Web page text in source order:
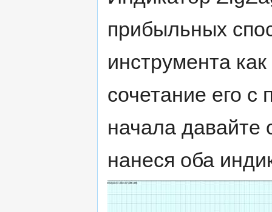
прибыльных
инструмента
сочетание его
начала давайте
нанеся оба